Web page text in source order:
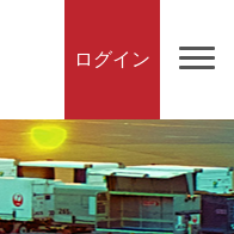
ログイン